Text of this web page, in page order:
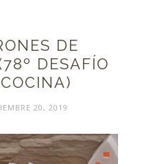
DE
DESAFÍO
20, 2019